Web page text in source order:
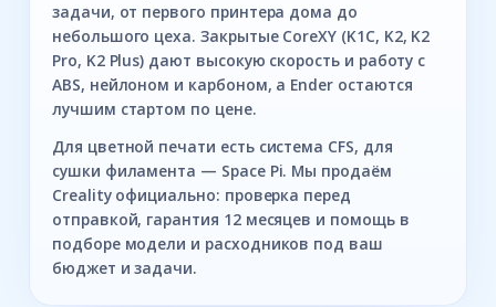
задачи, от первого принтера дома до
небольшого цеха. Закрытые CoreXY (K1C, K2, K2
Pro, K2 Plus) дают высокую скорость и работу с
ABS, нейлоном и карбоном, а Ender остаются
лучшим стартом по цене.
Для цветной печати есть система CFS, для
сушки филамента — Space Pi. Мы продаём
Creality официально: проверка перед
отправкой, гарантия 12 месяцев и помощь в
подборе модели и расходников под ваш
бюджет и задачи.